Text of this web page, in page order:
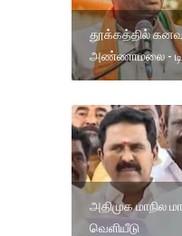
தூக்கத்தில்
அண்ணாமலை -
அதிமுக மாநில
வெளியீடு